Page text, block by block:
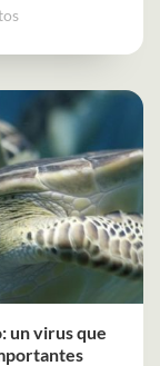
un virus que